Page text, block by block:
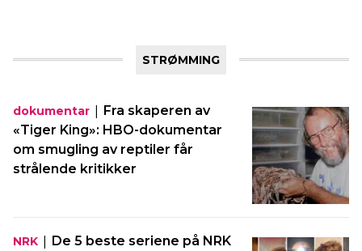
STRØMMING
dokumentar | Fra skaperen av
«Tiger King»: HBO-dokumentar
om smugling av reptiler får
strålende kritikker
NRK | De 5 beste seriene på NRK